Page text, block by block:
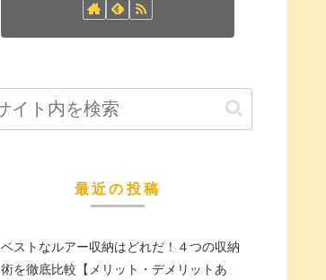
最近の投稿
ベストなルアー収納はどれだ！４つの収納
術を徹底比較【メリット・デメリットあ